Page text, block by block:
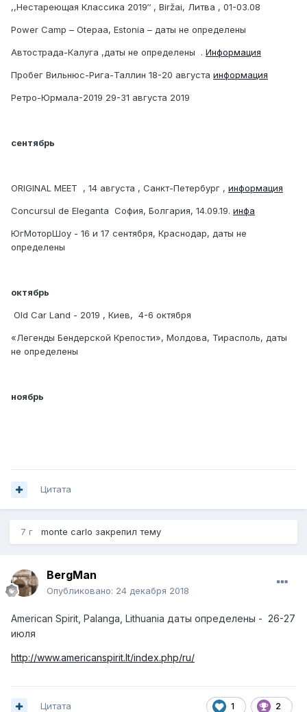
,,Нестареющая Классика 2019‘‘ , Biržai, Литва , 01-03.08
Power Camp – Otepaa, Estonia – даты не определены
Автострада-Калуга ,даты не определены . Информация
Пробег Вильнюс-Рига-Таллин 18-20 августа информация
Ретро-Юрмала-2019 29-31 августа 2019
сентябрь
ORIGINAL MEET , 14 августа , Санкт-Петербург , информация
Concursul de Eleganta София, Болгария, 14.09.19. инфа
ЮгМоторШоу - 16 и 17 сентября, Краснодар, даты не
определены
октябрь
Old Car Land - 2019 , Киев, 4-6 октября
«Легенды Бендерской Крепости», Молдова, Тирасполь, даты
не определены
ноябрь
Цитата
7 г monte carlo закрепил тему
BergMan
Опубликовано: 24 декабря 2018
American Spirit, Palanga, Lithuania даты определены - 26-27
июля
http://www.americanspirit.lt/index.php/ru/
1 2
Цитата